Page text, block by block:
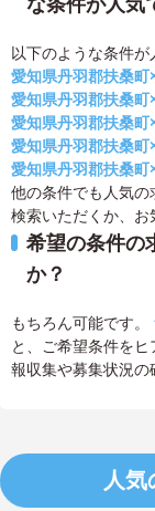
な条件が人気
以下のような条件が
愛知県丹羽郡扶桑
愛知県丹羽郡扶桑町
愛知県丹羽郡扶桑町
愛知県丹羽郡扶桑町
愛知県丹羽郡扶桑町
他の条件でも人気の
検索いただくか、お
希望の条件の
か？
もちろん可能です。
と、ご希望条件を
報収集や募集状況の
人